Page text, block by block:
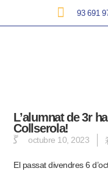
93 691
L’alumnat de 3r
Collserola!
octubre 10, 2023
El passat divendres 6